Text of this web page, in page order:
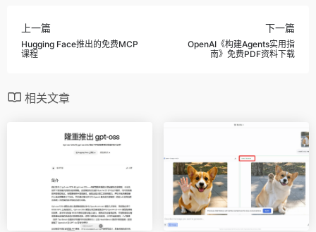
上一篇
Hugging Face推出的免费MCP
课程
下一篇
OpenAI《构建Agents实用指
南》免费PDF资料下载
相关文章